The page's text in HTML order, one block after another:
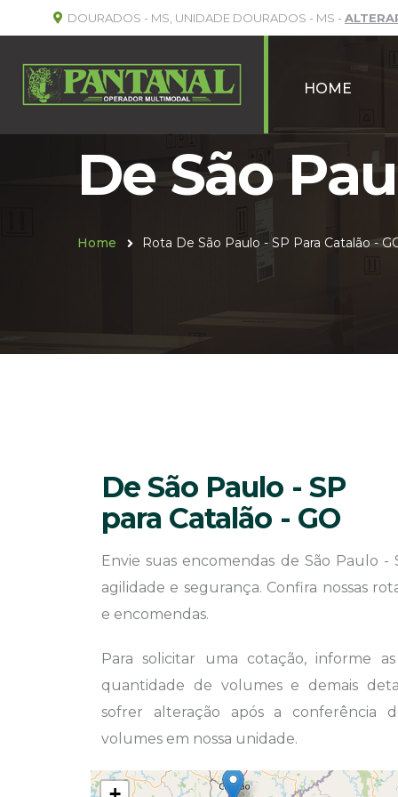
DOURADOS - MS, UNIDADE DOURADOS - MS -
HOME
De São
Home Rota De São Paulo - SP Para Catalão -
De São Paulo - SP
para Catalão - GO
Envie suas encomendas de São Paulo -
agilidade e segurança. Confira nossas
e encomendas.
Para solicitar uma cotação, informe
quantidade de volumes e demais
sofrer alteração após a conferência
volumes em nossa unidade.